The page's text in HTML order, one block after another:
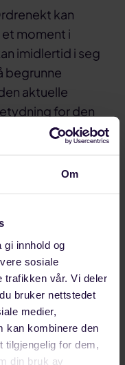
Om
gi innhold og
sosiale
trafikken vår. Vi deler
bruker nettstedet
medier,
kan kombinere den
for dem,
din bruk av
kan
moment i
imidlertid i seg
begrunne
aktuelle
for den
i at
fester lit til
kunne bidra
på riggen:
at (navn
så stor